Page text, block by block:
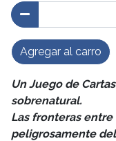
Agregar al carro
Un Juego de
sobrenatural.
Las fronteras
peligrosamente